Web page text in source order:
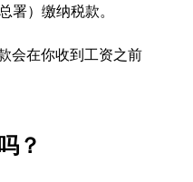
署）缴纳税款。
会在你收到工资之前
？